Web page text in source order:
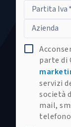
Partita Iva*
Azienda
parte di
servizi
società
mail,